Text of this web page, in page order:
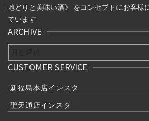
地どりと美味い酒》 をコンセプトにお客様
ています
ARCHIVE
CUSTOMER SERVICE
新福島本店インスタ
聖天通店インスタ